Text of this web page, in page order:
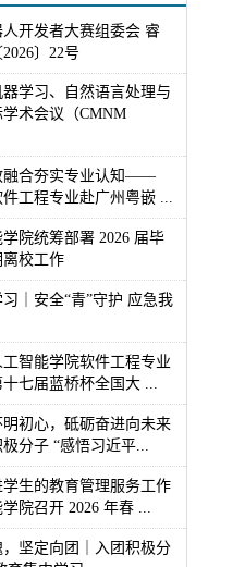
人开发者大赛组委会 睿
〕22号
学习、自然语言处理与
学术会议（CMNM
融合夯实专业认知——
件工程专业赴广州粤嵌 ...
院统筹部署 2026 届毕
离校工作
｜安全“青”守护 应急我
智能学院软件工程专业
七届蓝桥杯全国大 ...
初心，砥砺奋进向未来
极分子 “感悟习近平...
生的教育管理服务工作
院召开 2026 年春 ...
坚定向团｜入团积极分